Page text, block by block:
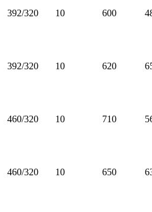
392/320 10 600
392/320 10 620
460/320 10 710
460/320 10 650